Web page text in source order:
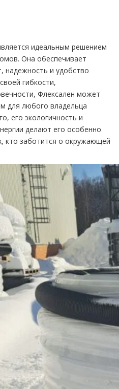
идеальным решением
Она обеспечивает
надежность и удобство
гибкости,
Флексален может
для любого владельца
его экологичность и
делают его особенно
кто заботится о окружающей